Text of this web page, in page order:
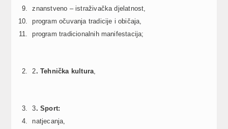
znanstveno – istraživačka djelatnost,
program očuvanja tradicije i običaja,
program tradicionalnih manifestacija;
2. Tehnička kultura
3. Sport:
natjecanja,